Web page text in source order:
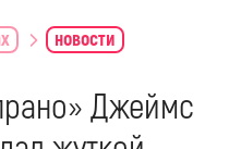
новости
Джеймс